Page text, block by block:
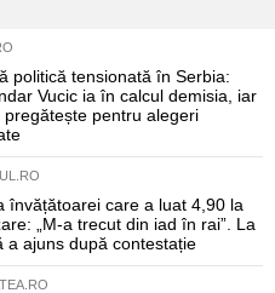
politică tensionată în Serbia:
Vucic ia în calcul demisia, iar
pregătește pentru alegeri
învățătoarei care a luat 4,90 la
„M-a trecut din iad în rai”. La
a ajuns după contestație